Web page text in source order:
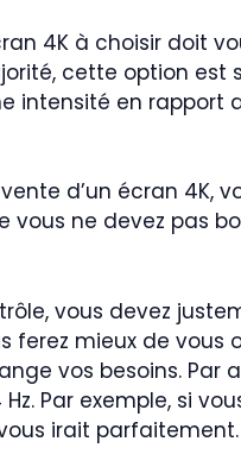
4K à choisir doit
cette option
intensité en rapport
d’un écran 4K,
vous ne devez pas
vous devez
mieux de vous
vos besoins.
Hz. Par exemple, si
irait parfaitement.